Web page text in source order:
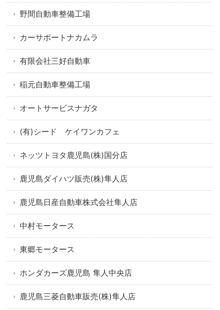
野間自動車整備工場
カーサポートナカムラ
有限会社三好自動車
稲元自動車整備工場
オートサービスナガタ
(有)シード ケイワンカフェ
ネッツトヨタ鹿児島(株)国分店
鹿児島ダイハツ販売(株)隼人店
鹿児島日産自動車株式会社隼人店
中村モータース
東郷モータース
ホンダカーズ鹿児島 隼人中央店
鹿児島三菱自動車販売(株)隼人店